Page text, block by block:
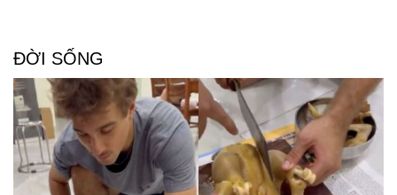
Doanh nghiệp
Công nghệ
ĐỜI SỐNG